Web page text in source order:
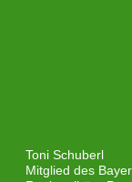
Toni Schuberl
Mitglied des